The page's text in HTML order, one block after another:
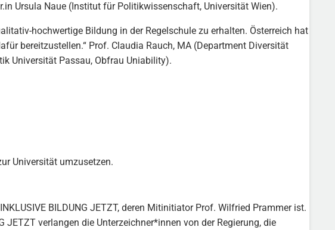
Ursula Naue (Institut für Politikwissenschaft, Universität Wien).
hochwertige Bildung in der Regelschule zu erhalten. Österreich hat
bereitzustellen.“ Prof. Claudia Rauch, MA (Department Diversität
Universität Passau, Obfrau Uniability).
Universität umzusetzen.
BILDUNG JETZT, deren Mitinitiator Prof. Wilfried Prammer ist.
verlangen die Unterzeichner*innen von der Regierung, die